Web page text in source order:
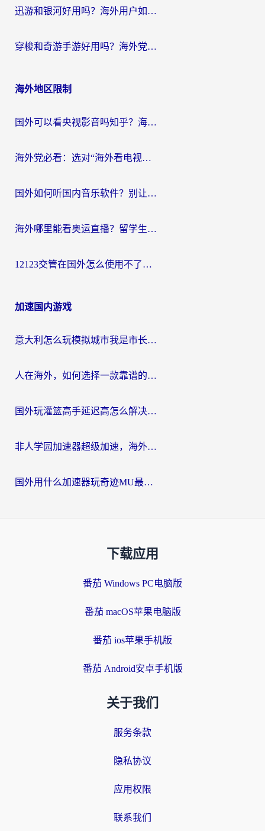
迅游和银河好用吗？海外用户如何选择回国加速器实现无缝访问国内资源
穿梭和奇游手游好用吗？海外党亲测3款回国加速器，附蜜蜂加速器七天试用攻略
海外地区限制
国外可以看央视影音吗知乎？海外党亲测有效的回国加速方案
海外党必看：选对“海外看电视剧软件”，再也不用愁国内剧刷不了
国外如何听国内音乐软件？别让地域限制，断了你的中文歌单
海外哪里能看奥运直播？留学生&海外华人必看的体育赛事观赛终极指南
12123交管在国外怎么使用不了？海外华人必看的无缝访问国内资源指南
加速国内游戏
意大利怎么玩模拟城市我是市长？海外党国服游戏加速终极攻略（附三国3量子特攻解决办法）
人在海外，如何选择一款靠谱的玩剑灵2加速器？
国外玩灌篮高手延迟高怎么解决？海外玩家国服游戏加速终极指南
非人学园加速器超级加速，海外玩家重返国服的通行证
国外用什么加速器玩奇迹MU最好？2026海外玩家国服游戏加速全攻略
下载应用
番茄 Windows PC电脑版
番茄 macOS苹果电脑版
番茄 ios苹果手机版
番茄 Android安卓手机版
关于我们
服务条款
隐私协议
应用权限
联系我们